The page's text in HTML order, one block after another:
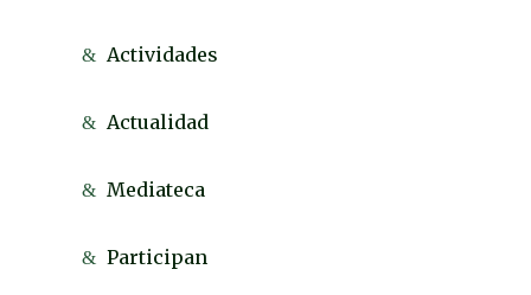
Actividades
Actualidad
Mediateca
Participan